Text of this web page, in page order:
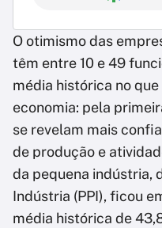
O otimismo das
têm entre 10 e 49
média histórica no
economia: pela
se revelam mais
de produção e
da pequena indústria,
Indústria (PPI), ficou
média histórica de